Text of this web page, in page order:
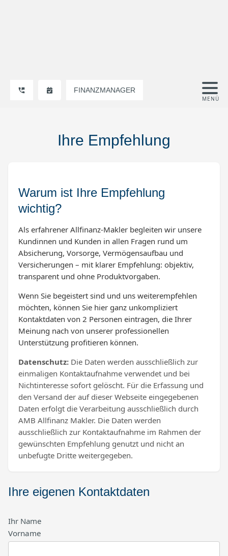
FINANZMANAGER
Ihre Empfehlung
Warum ist Ihre Empfehlung
wichtig?
Als erfahrener Allfinanz-Makler begleiten wir unsere
Kundinnen und Kunden in allen Fragen rund um
Absicherung, Vorsorge, Vermögensaufbau und
Versicherungen – mit klarer Empfehlung: objektiv,
transparent und ohne Produktvorgaben.
Wenn Sie begeistert sind und uns weiterempfehlen
möchten, können Sie hier ganz unkompliziert
Kontaktdaten von 2 Personen eintragen, die Ihrer
Meinung nach von unserer professionellen
Unterstützung profitieren können.
Datenschutz: Die Daten werden ausschließlich zur
einmaligen Kontaktaufnahme verwendet und bei
Nichtinteresse sofort gelöscht. Für die Erfassung und
den Versand der auf dieser Webseite eingegebenen
Daten erfolgt die Verarbeitung ausschließlich durch
AMB Allfinanz Makler. Die Daten werden
ausschließlich zur Kontaktaufnahme im Rahmen der
gewünschten Empfehlung genutzt und nicht an
unbefugte Dritte weitergegeben.
Ihre eigenen Kontaktdaten
Ihr Name
Vorname